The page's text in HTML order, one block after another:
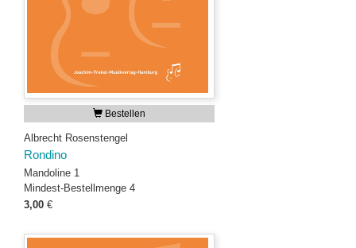
Bestellen
Albrecht Rosenstengel
Rondino
Mandoline 1
Mindest-Bestellmenge 4
3,00 €